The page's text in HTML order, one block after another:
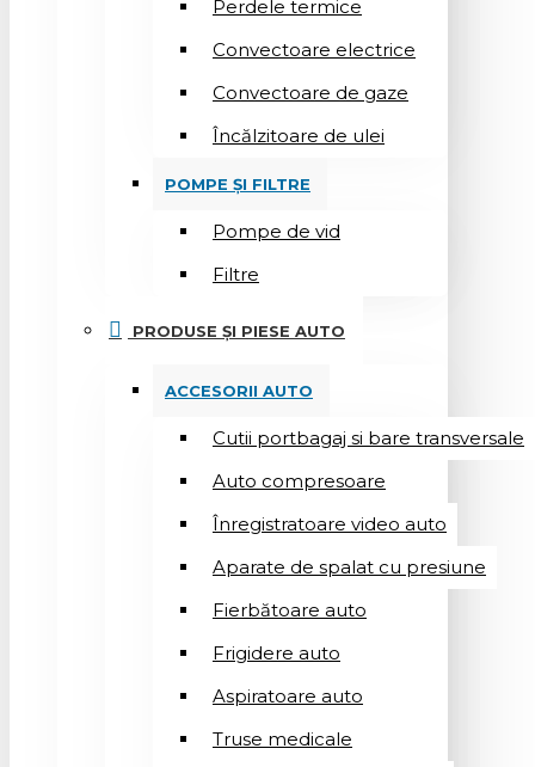
Perdele termice
Convectoare electrice
Convectoare de gaze
Încălzitoare de ulei
POMPE ȘI FILTRE
Pompe de vid
Filtre
PRODUSE ȘI PIESE AUTO
ACCESORII AUTO
Cutii portbagaj si bare transversale
Auto compresoare
Înregistratoare video auto
Aparate de spalat cu presiune
Fierbătoare auto
Frigidere auto
Aspiratoare auto
Truse medicale